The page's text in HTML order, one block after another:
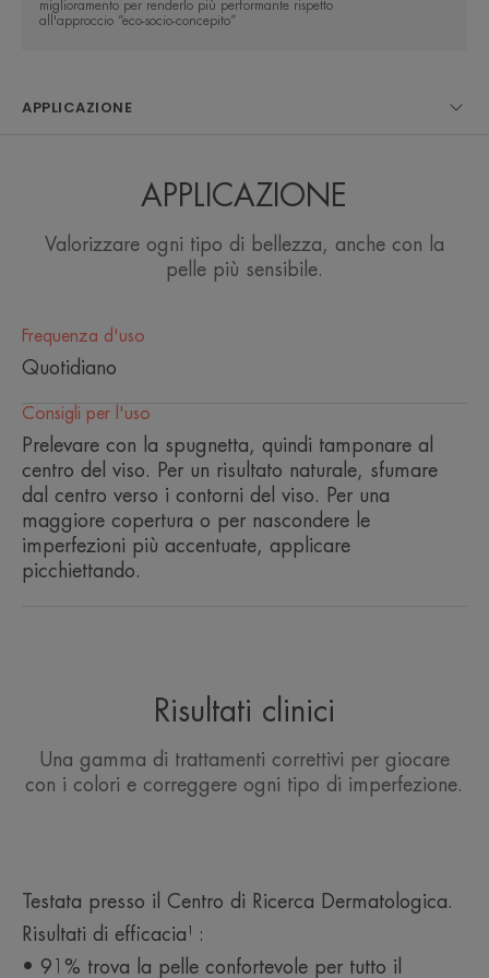
sia per il corpo.
Couvrance Crema Compatta Colorata Effetto
chiara a dorata e copre in modo efficace e naturale
le imperfezioni pronunciate della pelle. Per un
Tenuta perfetta per tutto il giorno.
Benefici
• UNIFORMA la carnagione in un solo step. La
copertura e la texture opacizzante di Couvrance
Crema Compatta Colorata Effetto Vellutato Sabbia
permettono una rapida applicazione per il comfort
della pelle sensibile da normale a mista. I ritocchi
sono facili grazie al comodo formato da viaggio.
essere usata da sola o in aggiunta a prodotti che
correggono a seconda del colore.
• RISPETTA la pelle sensibile grazie a una
formulazione ad alta tollerabilità, senza profumi né
conservanti, e con protezione SPF 30 UVA/UVB.
CONSISTENZA RACCOLTA DIFFERENZIATA
miglioramento per renderlo più performante rispetto
all'approccio “eco-socio-concepito”
APPLICAZIONE
APPLICAZIONE
Valorizzare ogni tipo di bellezza, anche con la
pelle più sensibile.
Frequenza d'uso
Quotidiano
Consigli per l'uso
Prelevare con la spugnetta, quindi tamponare al
centro del viso. Per un risultato naturale, sfumare
dal centro verso i contorni del viso. Per una
maggiore copertura o per nascondere le
imperfezioni più accentuate, applicare
picchiettando.
Risultati clinici
Una gamma di trattamenti correttivi per giocare
con i colori e correggere ogni tipo di imperfezione.
Testata presso il Centro di Ricerca Dermatologica.
Risultati di efficacia¹ :
• 91% trova la pelle confortevole per tutto il